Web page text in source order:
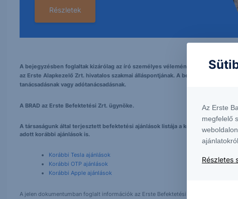
Részletek
A bejegyzésben foglaltak kizárólag az író személyes véleményét tükrözik és
az Erste Alapkezelő Zrt. hivatalos szakmai álláspontjának. A bejegyzés
tanácsadásnak vagy adótanácsadásnak.
A BRAD az Erste Befektetési Zrt. ügynöke.
A társaságunk által terjesztett befektetési ajánlások listája a következő helyen
adott korábbi ajánlások is.
Korábbi Tesla ajánlások
Korábbi OTP ajánlások
Korábbi Apple ajánlások
A jelen dokumentumban foglalt információk az Erste Befektetési Zrt. (székhely:
Az Erste
megfelelő
Részletes